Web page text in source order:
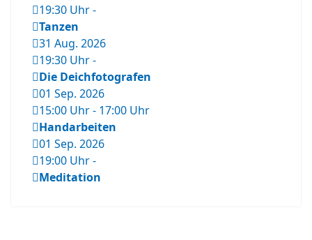
19:30 Uhr-
Tanzen
31 Aug. 2026
19:30 Uhr-
Die Deichfotografen
01 Sep. 2026
15:00 Uhr- 17:00 Uhr
Handarbeiten
01 Sep. 2026
19:00 Uhr-
Meditation